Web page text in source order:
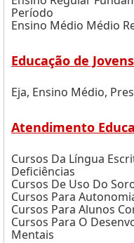
Período
Ensino Médio Médio
Educação de
Eja, Ensino Médio,
Atendimento
Cursos Da Língua
Deficiências
Cursos De Uso Do
Cursos Para
Cursos Para Alunos
Cursos Para O
Mentais